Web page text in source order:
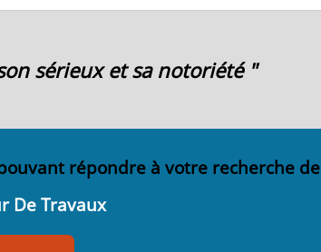
sérieux et sa notoriété "
répondre à votre recherche de
De Travaux